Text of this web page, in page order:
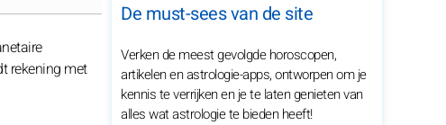
rekening met
De must-sees van de site
Verken de meest gevolgde horoscopen,
artikelen en astrologie-apps, ontworpen om je
kennis te verrijken en je te laten genieten van
alles wat astrologie te bieden heeft!